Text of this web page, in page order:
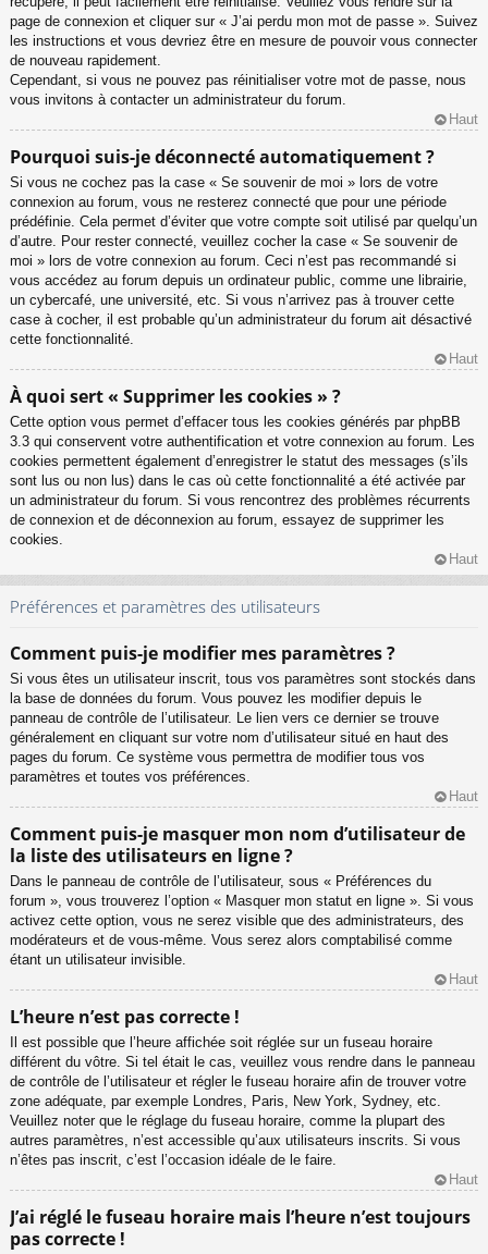
page de connexion et cliquer sur « J’ai perdu mon mot de passe ». Suivez
les instructions et vous devriez être en mesure de pouvoir vous connecter
de nouveau rapidement.
Cependant, si vous ne pouvez pas réinitialiser votre mot de passe, nous
vous invitons à contacter un administrateur du forum.
Haut
Pourquoi suis-je déconnecté automatiquement ?
Si vous ne cochez pas la case « Se souvenir de moi » lors de votre
connexion au forum, vous ne resterez connecté que pour une période
prédéfinie. Cela permet d’éviter que votre compte soit utilisé par quelqu’un
d’autre. Pour rester connecté, veuillez cocher la case « Se souvenir de
moi » lors de votre connexion au forum. Ceci n’est pas recommandé si
vous accédez au forum depuis un ordinateur public, comme une librairie,
un cybercafé, une université, etc. Si vous n’arrivez pas à trouver cette
case à cocher, il est probable qu’un administrateur du forum ait désactivé
cette fonctionnalité.
Haut
À quoi sert « Supprimer les cookies » ?
Cette option vous permet d’effacer tous les cookies générés par phpBB
3.3 qui conservent votre authentification et votre connexion au forum. Les
cookies permettent également d’enregistrer le statut des messages (s’ils
sont lus ou non lus) dans le cas où cette fonctionnalité a été activée par
un administrateur du forum. Si vous rencontrez des problèmes récurrents
de connexion et de déconnexion au forum, essayez de supprimer les
cookies.
Haut
Préférences et paramètres des utilisateurs
Comment puis-je modifier mes paramètres ?
Si vous êtes un utilisateur inscrit, tous vos paramètres sont stockés dans
la base de données du forum. Vous pouvez les modifier depuis le
panneau de contrôle de l’utilisateur. Le lien vers ce dernier se trouve
généralement en cliquant sur votre nom d’utilisateur situé en haut des
pages du forum. Ce système vous permettra de modifier tous vos
paramètres et toutes vos préférences.
Haut
Comment puis-je masquer mon nom d’utilisateur de
la liste des utilisateurs en ligne ?
Dans le panneau de contrôle de l’utilisateur, sous « Préférences du
forum », vous trouverez l’option « Masquer mon statut en ligne ». Si vous
activez cette option, vous ne serez visible que des administrateurs, des
modérateurs et de vous-même. Vous serez alors comptabilisé comme
étant un utilisateur invisible.
Haut
L’heure n’est pas correcte !
Il est possible que l’heure affichée soit réglée sur un fuseau horaire
différent du vôtre. Si tel était le cas, veuillez vous rendre dans le panneau
de contrôle de l’utilisateur et régler le fuseau horaire afin de trouver votre
zone adéquate, par exemple Londres, Paris, New York, Sydney, etc.
Veuillez noter que le réglage du fuseau horaire, comme la plupart des
autres paramètres, n’est accessible qu’aux utilisateurs inscrits. Si vous
n’êtes pas inscrit, c’est l’occasion idéale de le faire.
Haut
J’ai réglé le fuseau horaire mais l’heure n’est toujours
pas correcte !